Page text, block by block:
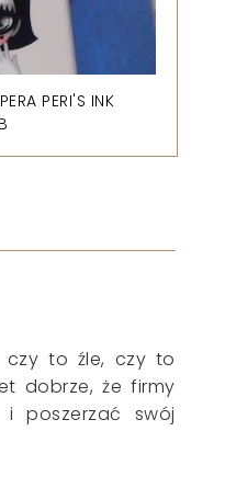
PERI'S INK
czy to źle, czy to
dobrze, że firmy
poszerzać swój